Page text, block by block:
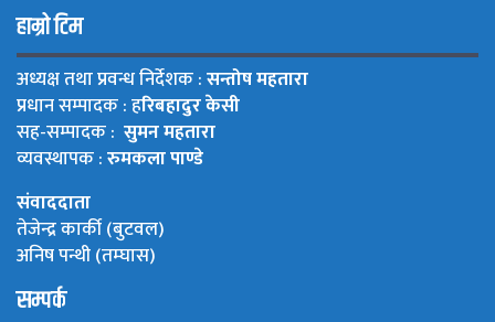
हाम्रो टिम
अध्यक्ष तथा प्रवन्ध निर्देशक :सन्तोष महतारा
प्रधान सम्पादक : हरिबहादुर केसी
सह-सम्पादक : सुमन महतारा
व्यवस्थापक :रुमकला पाण्डे
संवाददाता
तेजेन्द्र कार्की (बुटवल)
अनिष पन्थी (तम्घास)
सम्पर्क